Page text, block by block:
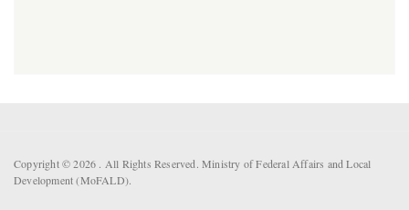
Copyright © 2026 . All Rights Reserved. Ministry of Federal Affairs and Local
Development (MoFALD).